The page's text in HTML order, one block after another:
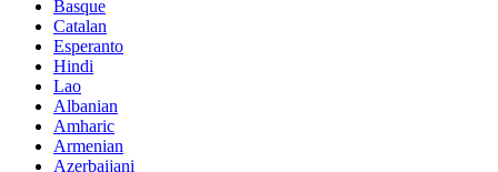
Basque
Catalan
Esperanto
Hindi
Lao
Albanian
Amharic
Armenian
Azerbaijani